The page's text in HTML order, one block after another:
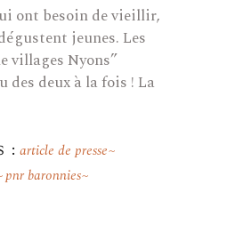
ont besoin de vieillir,
jeunes. Les
villages Nyons”
des deux à la fois ! La
: article de presse
pnr baronnies